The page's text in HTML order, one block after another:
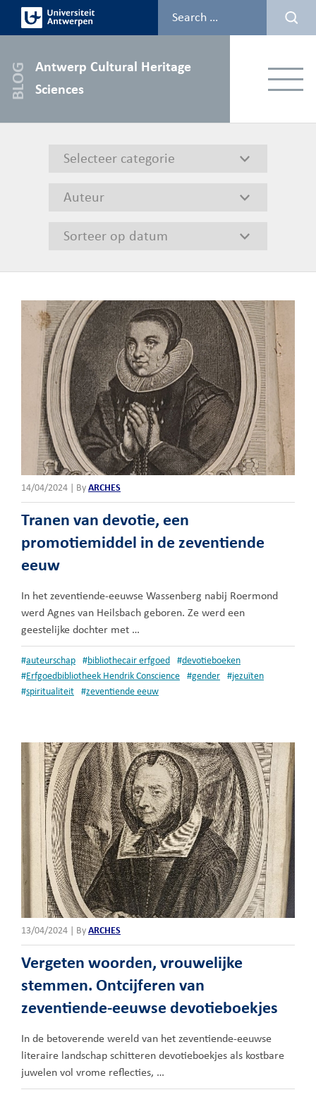
Antwerp Cultural Heritage
Sciences
Menu
14/04/2024 By ARCHES
Tranen van devotie, een
promotiemiddel in de zeventiende
eeuw
In het zeventiende-eeuwse Wassenberg nabij Roermond
werd Agnes van Heilsbach geboren. Ze werd een
geestelijke dochter met …
#auteurschap #bibliothecair erfgoed #devotieboeken
#Erfgoedbibliotheek Hendrik Conscience #gender #jezuïten
#spiritualiteit #zeventiende eeuw
13/04/2024 By ARCHES
Vergeten woorden, vrouwelijke
stemmen. Ontcijferen van
zeventiende-eeuwse devotieboekjes
In de betoverende wereld van het zeventiende-eeuwse
literaire landschap schitteren devotieboekjes als kostbare
juwelen vol vrome reflecties, …